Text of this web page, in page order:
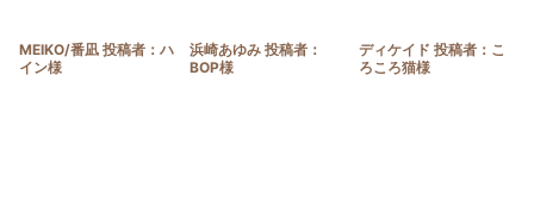
MEIKO/番凪 投稿者：ハ
イン様
浜崎あゆみ 投稿者：
BOP様
ディケイド 投稿者：こ
ろころ猫様